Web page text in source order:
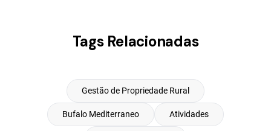
Tags Relacionadas
Gestão de Propriedade Rural
Bufalo Mediterraneo Atividades